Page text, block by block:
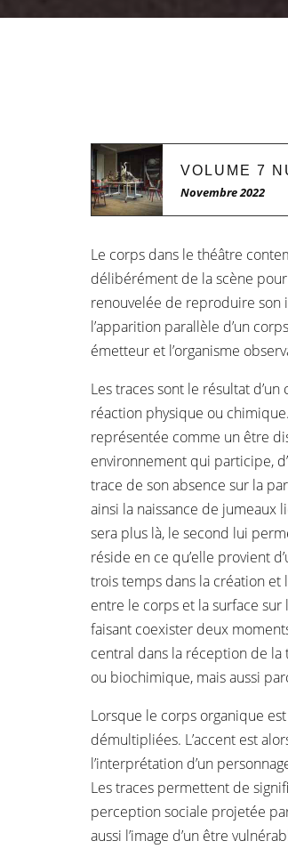
VOLUME 7
Novembre 2022
Le corps dans le théâtre
délibérément de la scène pour
renouvelée de reproduire son
l’apparition parallèle d’un
émetteur et l’organisme
Les traces sont le résultat
réaction physique ou
représentée comme un être
environnement qui participe,
trace de son absence sur la
ainsi la naissance de jumeaux
sera plus là, le second lui
réside en ce qu’elle provient
trois temps dans la création et
entre le corps et la surface
faisant coexister deux
central dans la réception de la
ou biochimique, mais aussi
Lorsque le corps organique
démultipliées. L’accent est
l’interprétation d’un
Les traces permettent de
perception sociale projetée
aussi l’image d’un être